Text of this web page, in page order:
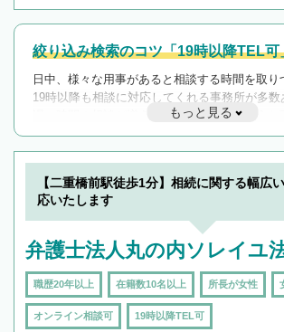
絞り込み検索のコツ「19時以降TEL可
日中、様々な用事があると相談する時間を取り
19時以降も相談に対応してくれる事務所が多数
遅い時間の相談が増えそうな場合はそのような
んで検索してみましょう。
19時以降TEL可の条件
を加えて再検索
もっと見る
【二重橋前駅徒歩1分】相続に関する幅広
応いたします
弁護士法人丸の内ソレイユ
職歴20年以上 在籍数10名以上 所長が女性
オンライン相談可 19時以降TEL可